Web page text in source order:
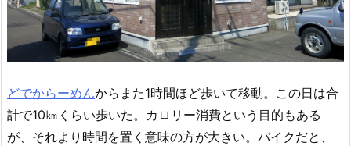
どでからーめんからまた1時間ほど歩いて移動。この日は合
計で10㎞くらい歩いた。カロリー消費という目的もある
が、それより時間を置く意味の方が大きい。バイクだと、